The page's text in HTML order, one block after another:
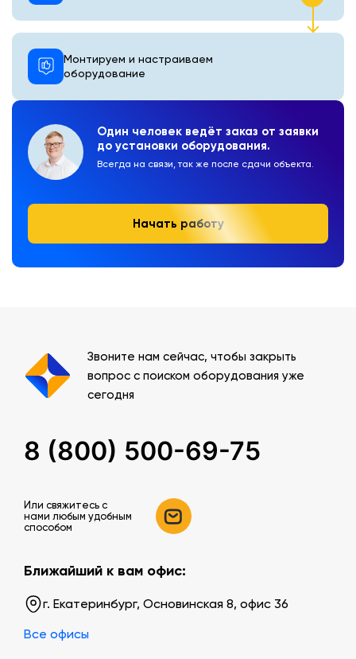
Один человек ведёт заказ от заявки
до установки оборудования.
Всегда на связи, так же после сдачи объекта.
Начать работу
Монтируем и настраиваем
оборудование
Звоните нам сейчас, чтобы закрыть
вопрос с поиском оборудования уже
сегодня
8 (800) 500-69-75
Или свяжитесь c
нами любым удобным
способом
Ближайший к вам офис:
г. Екатеринбург, Основинская 8, офис 36
Все офисы